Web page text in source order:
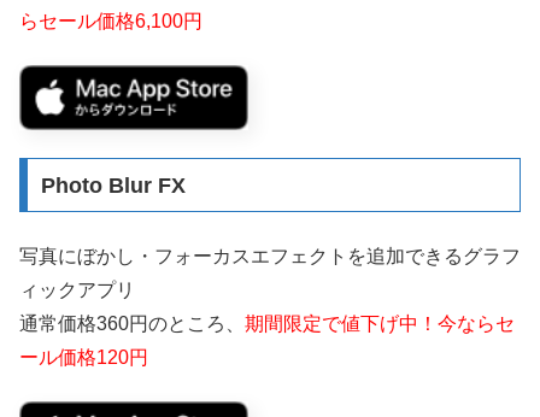
らセール価格6,100円
Photo Blur FX
写真にぼかし・フォーカスエフェクトを追加できるグラフ
ィックアプリ
通常価格360円のところ、 期間限定で値下げ中！今ならセ
ール価格120円